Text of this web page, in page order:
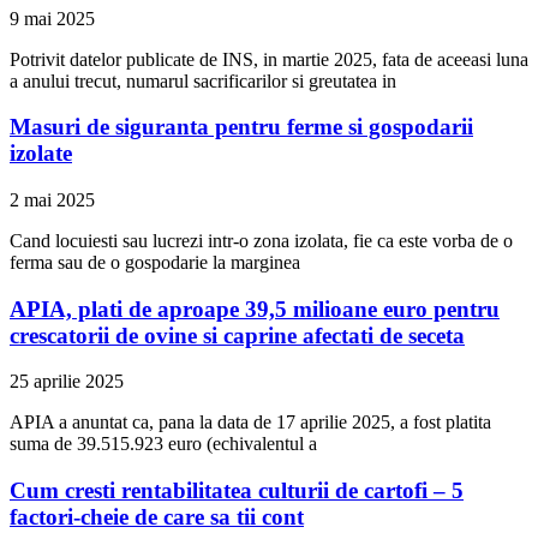
9 mai 2025
Potrivit datelor publicate de INS, in martie 2025, fata de aceeasi luna
a anului trecut, numarul sacrificarilor si greutatea in
Masuri de siguranta pentru ferme si gospodarii
izolate
2 mai 2025
Cand locuiesti sau lucrezi intr-o zona izolata, fie ca este vorba de o
ferma sau de o gospodarie la marginea
APIA, plati de aproape 39,5 milioane euro pentru
crescatorii de ovine si caprine afectati de seceta
25 aprilie 2025
APIA a anuntat ca, pana la data de 17 aprilie 2025, a fost platita
suma de 39.515.923 euro (echivalentul a
Cum cresti rentabilitatea culturii de cartofi – 5
factori-cheie de care sa tii cont